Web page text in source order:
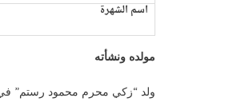
اسم الشهرة
مولده ونشأته